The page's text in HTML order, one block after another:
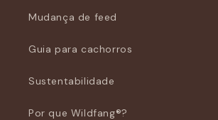
Mudança de feed
Guia para cachorros
Sustentabilidade
Por que Wildfang®?